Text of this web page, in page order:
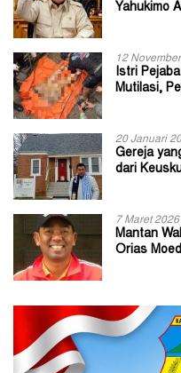
Yahukimo
12
Istri
Mutilasi,
20 Januari
Gereja
dari
7 Maret 2026
Mantan
Orias